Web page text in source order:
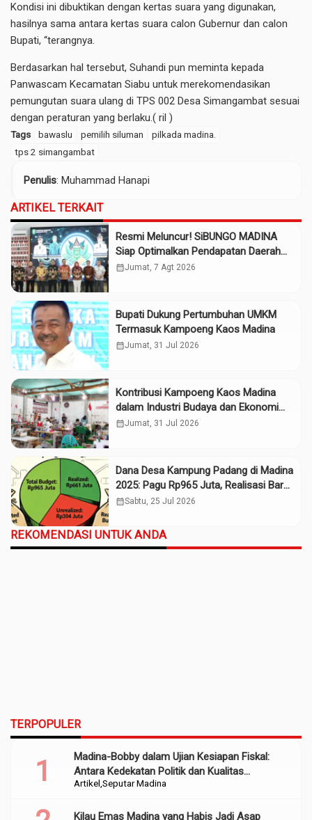
Kondisi ini dibuktikan dengan kertas suara yang digunakan,
hasilnya sama antara kertas suara calon Gubernur dan calon
Bupati, “terangnya.
Berdasarkan hal tersebut, Suhandi pun meminta kepada
Panwascam Kecamatan Siabu untuk merekomendasikan
pemungutan suara ulang di TPS 002 Desa Simangambat sesuai
dengan peraturan yang berlaku.( ril )
Tags bawaslu pemilih siluman
pilkada madina.
tps 2 simangambat
Penulis: Muhammad Hanapi
ARTIKEL TERKAIT
Resmi Meluncur! SiBUNGO MADINA
Siap Optimalkan Pendapatan Daerah
Madina
calendar_monthJumat, 7 Agt 2026
Bupati Dukung Pertumbuhan UMKM
Termasuk Kampoeng Kaos Madina
calendar_monthJumat, 31 Jul 2026
Kontribusi Kampoeng Kaos Madina
dalam Industri Budaya dan Ekonomi
Daerah
calendar_monthJumat, 31 Jul 2026
Dana Desa Kampung Padang di Madina
2025: Pagu Rp965 Juta, Realisasi Baru
Rp661 Juta
calendar_monthSabtu, 25 Jul 2026
REKOMENDASI UNTUK ANDA
TERPOPULER
Artikel Seputar Madina
Madina-Bobby dalam Ujian Kesiapan Fiskal:
Antara Kedekatan Politik dan Kualitas
Perencanaan
Kilau Emas Madina yang Habis Jadi Asap